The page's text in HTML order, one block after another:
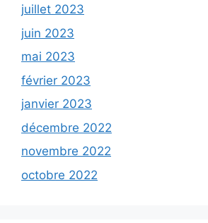
juillet 2023
juin 2023
mai 2023
février 2023
janvier 2023
décembre 2022
novembre 2022
octobre 2022